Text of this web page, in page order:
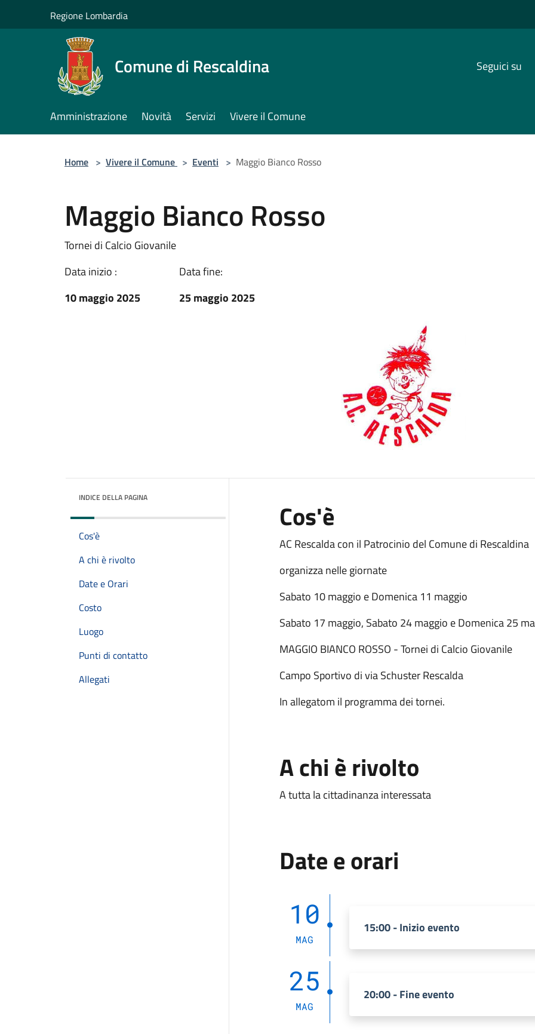
Regione Lombardia
Comune di Rescaldina Seguici su
Amministrazione Novità Servizi Vivere il Comune
Home > Vivere il Comune > Eventi > Maggio Bianco Rosso
Maggio Bianco Rosso
Tornei di Calcio Giovanile
Data inizio :
10 maggio 2025
Data fine:
25 maggio 2025
INDICE DELLA PAGINA
Cos'è
A chi è rivolto
Date e Orari
Costo
Luogo
Punti di contatto
Allegati
Cos'è
AC Rescalda con il Patrocinio del Comune di Rescaldina
organizza nelle giornate
Sabato 10 maggio e Domenica 11 maggio
Sabato 17 maggio, Sabato 24 maggio e Domenica 25
MAGGIO BIANCO ROSSO - Tornei di Calcio Giovanile
Campo Sportivo di via Schuster Rescalda
In allegatom il programma dei tornei.
A chi è rivolto
A tutta la cittadinanza interessata
Date e orari
10
MAG
15:00 - Inizio evento
25
MAG
20:00 - Fine evento